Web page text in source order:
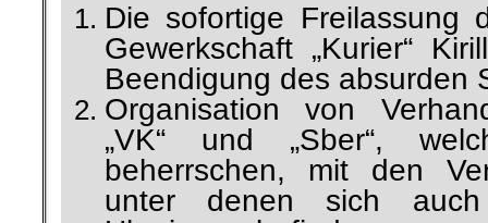
Die sofortige Freilassung
Gewerkschaft „Kurier“
Beendigung des absurden
Organisation von
„VK“ und „Sber“,
beherrschen, mit den
unter denen sich